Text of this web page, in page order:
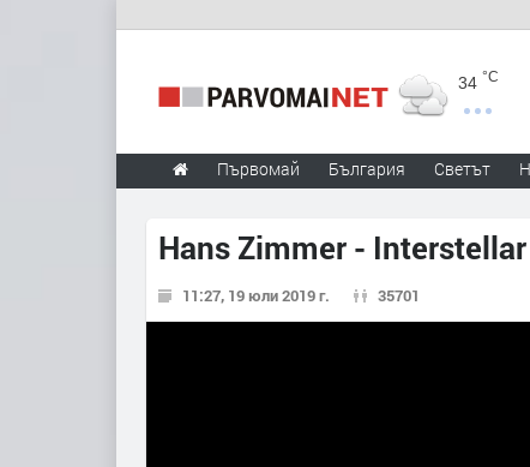
34 °C
Първомай България Светът
Hans Zimmer -
11:27, 19 юли 2019 г. 35701